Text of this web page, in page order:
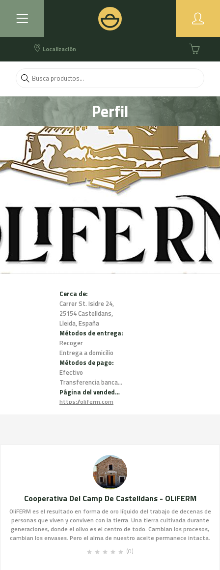
Localización
Perfil
Cerca de:
Carrer St. Isidre 24,
25154 Castelldans,
Lleida, España
Métodos de entrega:
Recoger
Entrega a domicilio
Métodos de pago:
Efectivo
Transferencia bancaria
Página del vendedor:
https://oliferm.com
Cooperativa Del Camp De Castelldans - OLiFERM
OliFERM es el resultado en forma de oro líquido del trabajo de decenas de
personas que viven y conviven con la tierra. Una tierra cultivada durante
generaciones, donde el olivo es el centro de todo. Cambian los procesos,
cambian los envases. Pero el alma de nuestro aceite permanece intacta.
(0)